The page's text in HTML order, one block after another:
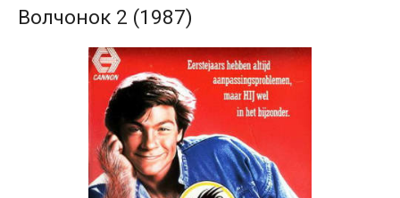
Волчонок 2 (1987)